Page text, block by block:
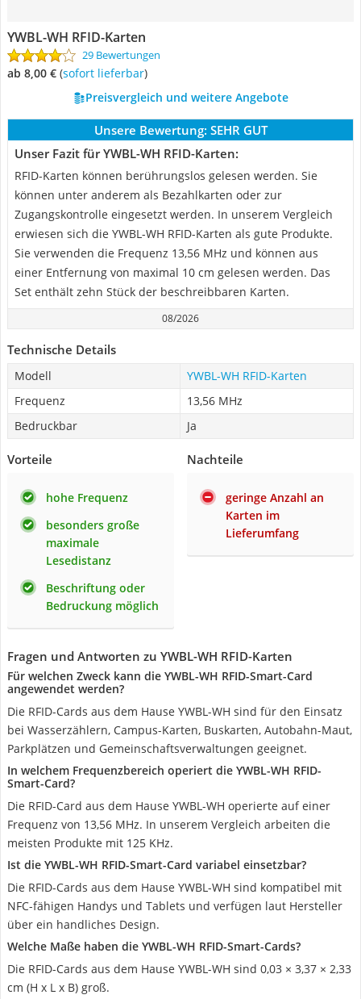
YWBL-WH RFID-Karten
29 Bewertungen
ab 8,00 € ( Sofort lieferbar)
Preisvergleich und weitere Angebote
Unsere Bewertung: SEHR GUT
Unser Fazit für YWBL-WH RFID-Karten:
RFID-Karten können berührungslos gelesen werden. Sie
können unter anderem als Bezahlkarten oder zur
Zugangskontrolle eingesetzt werden. In unserem Vergleich
erwiesen sich die YWBL-WH RFID-Karten als gute Produkte.
Sie verwenden die Frequenz 13,56 MHz und können aus
einer Entfernung von maximal 10 cm gelesen werden. Das
Set enthält zehn Stück der beschreibbaren Karten.
08/2026
Technische Details
Modell
YWBL-WH RFID-Karten
Frequenz
13,56 MHz
Bedruckbar
Ja
Vorteile
hohe Frequenz
besonders große
maximale
Lesedistanz
Beschriftung oder
Bedruckung möglich
Nachteile
geringe Anzahl an
Karten im
Lieferumfang
Fragen und Antworten zu YWBL-WH RFID-Karten
Für welchen Zweck kann die YWBL-WH RFID-Smart-Card
angewendet werden?
Die RFID-Cards aus dem Hause YWBL-WH sind für den Einsatz
bei Wasserzählern, Campus-Karten, Buskarten, Autobahn-Maut,
Parkplätzen und Gemeinschaftsverwaltungen geeignet.
In welchem Frequenzbereich operiert die YWBL-WH RFID-
Smart-Card?
Die RFID-Card aus dem Hause YWBL-WH operierte auf einer
Frequenz von 13,56 MHz. In unserem Vergleich arbeiten die
meisten Produkte mit 125 KHz.
Ist die YWBL-WH RFID-Smart-Card variabel einsetzbar?
Die RFID-Cards aus dem Hause YWBL-WH sind kompatibel mit
NFC-fähigen Handys und Tablets und verfügen laut Hersteller
über ein handliches Design.
Welche Maße haben die YWBL-WH RFID-Smart-Cards?
Die RFID-Cards aus dem Hause YWBL-WH sind 0,03 × 3,37 × 2,33
cm (H x L x B) groß.